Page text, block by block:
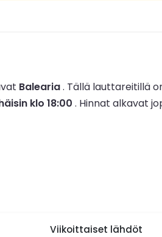
Balearia. Tällä lauttareitillä
klo 18:00 . Hinnat alkavat
Viikoittaiset lähdöt